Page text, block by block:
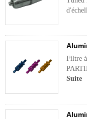
Filtre
Suite